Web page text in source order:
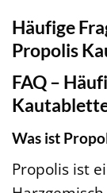
Häufige
Propolis
FAQ –
Was ist
Propolis ist